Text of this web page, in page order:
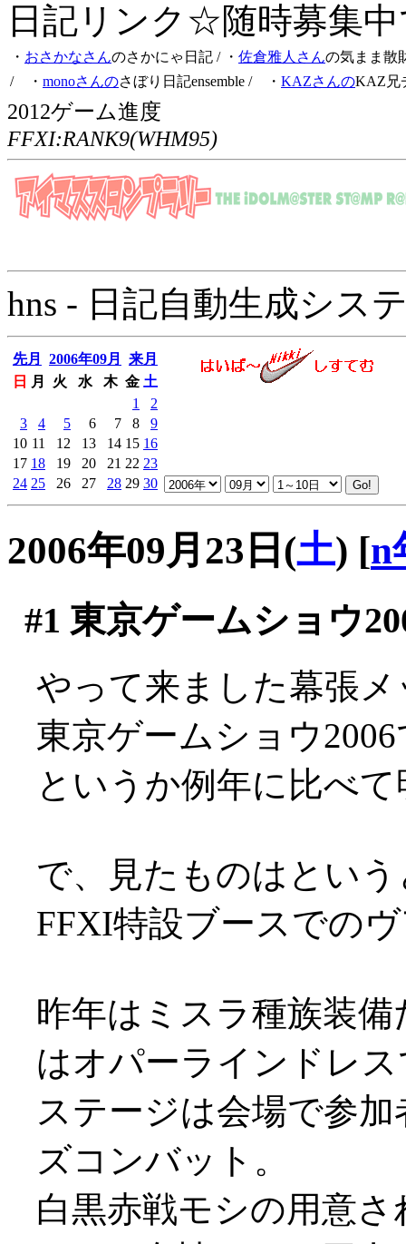
日記リンク☆随時募集
・ おさかなさんのさかにゃ日記 / ・ 佐倉雅人さんの気まま散
/ ・ monoさんのさぼり日記ensemble / ・ KAZさんのKAZ兄
2012ゲーム進度
FFXI:RANK9(WHM95)
hns - 日記自動生成シス
先月 2006年09月
来月
日
月 火 水 木 金 土
1
2
3
4 5 6 7 8
9
10 11 12 13 14 15 16
17 18 19 20 21 22 23
24 25 26 27 28 29 30
2006年09月23日(土) [n
#1 東京ゲームショウ
やって来ました幕張メ
東京ゲームショウ
というか例年に比べ
で、見たものはとい
FFXI特設ブースでの
昨年はミスラ種族装
はオパーラインドレ
ステージは会場で参
ズコンバット。
白黒赤戦モシの用意